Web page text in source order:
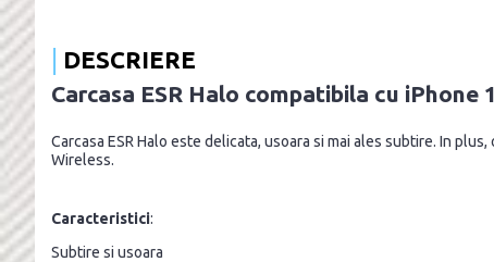
DESCRIERE
Carcasa ESR Halo compatibila cu iPhone
Carcasa ESR Halo este delicata, usoara si mai ales subtire. In
Wireless.
Caracteristici:
Subtire si usoara